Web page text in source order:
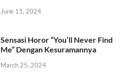
June 11, 2024
Sensasi Horor “You’ll Never Find
Me” Dengan Kesuramannya
March 25, 2024